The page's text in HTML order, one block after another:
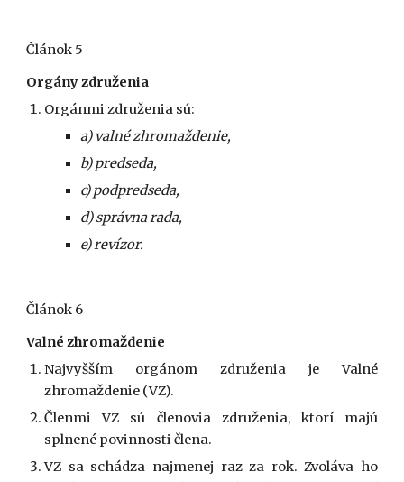
Článok 5
Orgány združenia
Orgánmi združenia sú:
a) valné zhromaždenie,
b) predseda,
c) podpredseda,
d) správna rada,
e) revízor.
Článok 6
Valné zhromaždenie
Najvyšším orgánom združenia je Valné
zhromaždenie (VZ).
Členmi VZ sú členovia združenia, ktorí majú
splnené povinnosti člena.
VZ sa schádza najmenej raz za rok. Zvoláva ho